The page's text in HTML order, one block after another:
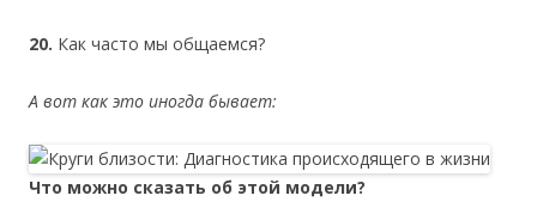
20. Как часто мы общаемся?
А вот как это иногда бывает:
Что можно сказать об этой модели?